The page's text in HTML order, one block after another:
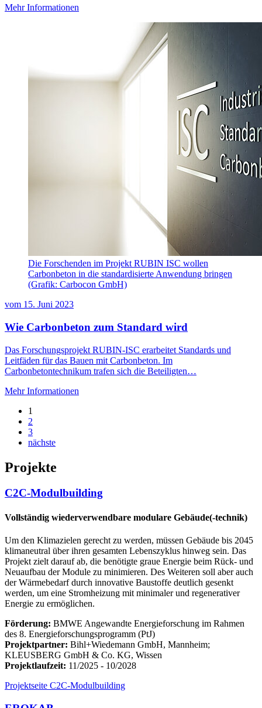
Mehr Informationen
Die Forschenden im Projekt RUBIN ISC wollen
Carbonbeton in die standardisierte Anwendung bringen
(Grafik: Carbocon GmbH)
vom 15. Juni 2023
Wie Carbonbeton zum Standard wird
Das Forschungsprojekt RUBIN-ISC erarbeitet Standards und
Leitfäden für das Bauen mit Carbonbeton. Im
Carbonbetontechnikum trafen sich die Beteiligten…
Mehr Informationen
1
2
3
nächste
Projekte
C2C-Modulbuilding
Vollständig wiederverwendbare modulare Gebäude(-technik)
Um den Klimazielen gerecht zu werden, müssen Gebäude bis 2045
klimaneutral über ihren gesamten Lebenszyklus hinweg sein. Das
Projekt zielt darauf ab, die benötigte graue Energie beim Rück- und
Neuaufbau der Module zu minimieren. Des Weiteren soll aber auch
der Wärmebedarf durch innovative Baustoffe deutlich gesenkt
werden, um eine Stromheizung mit minimaler und regenerativer
Energie zu ermöglichen.
Förderung: BMWE Angewandte Energieforschung im Rahmen
des 8. Energieforschungsprogramm (PtJ)
Projektpartner: Bihl+Wiedemann GmbH, Mannheim;
KLEUSBERG GmbH & Co. KG, Wissen
Projektlaufzeit: 11/2025 - 10/2028
Projektseite C2C-Modulbuilding